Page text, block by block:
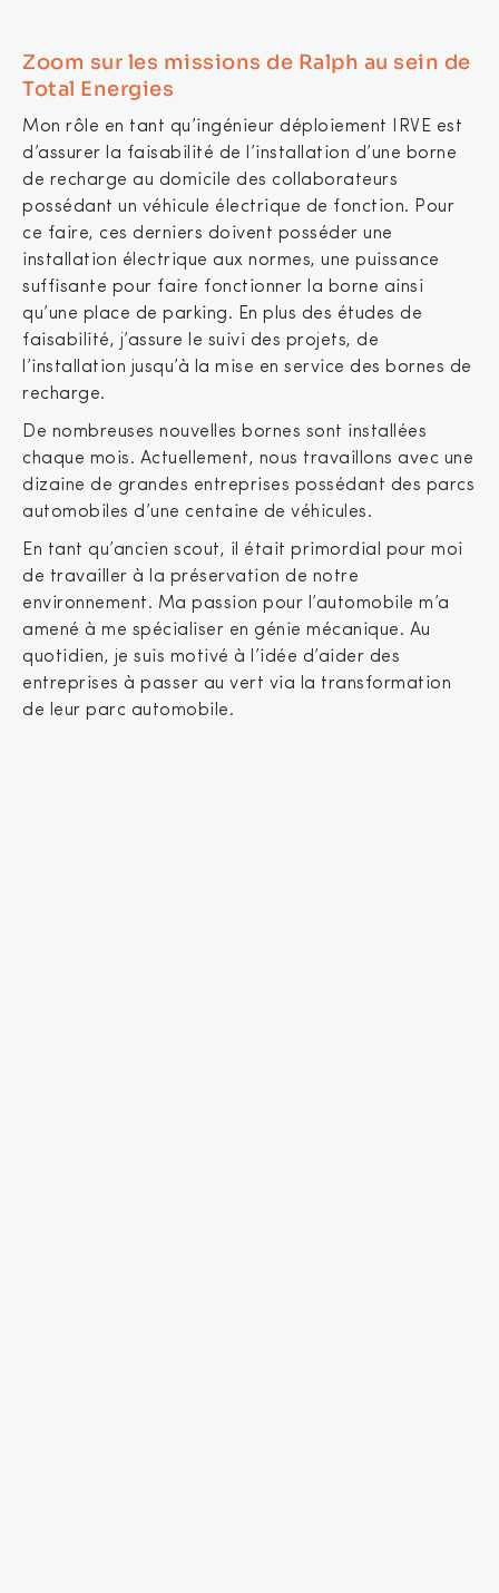
Zoom sur les missions de Ralph au sein de
Total Energies
Mon rôle en tant qu’ingénieur déploiement IRVE est
d’assurer la faisabilité de l’installation d’une borne
de recharge au domicile des collaborateurs
possédant un véhicule électrique de fonction. Pour
ce faire, ces derniers doivent posséder une
installation électrique aux normes, une puissance
suffisante pour faire fonctionner la borne ainsi
qu’une place de parking. En plus des études de
faisabilité, j’assure le suivi des projets, de
l’installation jusqu’à la mise en service des bornes de
recharge.
De nombreuses nouvelles bornes sont installées
chaque mois. Actuellement, nous travaillons avec une
dizaine de grandes entreprises possédant des parcs
automobiles d’une centaine de véhicules.
En tant qu’ancien scout, il était primordial pour moi
de travailler à la préservation de notre
environnement. Ma passion pour l’automobile m’a
amené à me spécialiser en génie mécanique. Au
quotidien, je suis motivé à l’idée d’aider des
entreprises à passer au vert via la transformation
de leur parc automobile.